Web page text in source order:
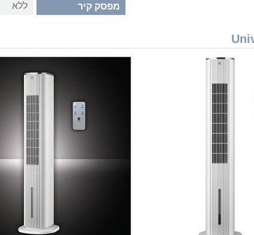
מפסק קיר ללא